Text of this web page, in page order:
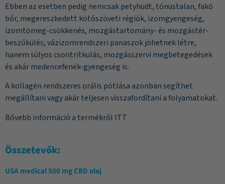
Ebben az esetben pedig nemcsak petyhüdt, tónustalan, fakó
bőr, megereszkedett kötőszöveti régiók, izomgyengeség,
izomtömeg-csökkenés, mozgástartomány- és mozgástér-
beszűkülés, vázizomrendszeri panaszok jöhetnek létre,
hanem súlyos csontritkulás, mozgásszervi megbetegedések
és akár medencefenék-gyengeség is.
A kollagén rendszeres orális pótlása azonban segíthet
megállítani vagy akár teljesen visszafordítani a folyamatokat.
Bővebb információ a termékről ITT
Összetevők:
USA medical 500 mg CBD olaj